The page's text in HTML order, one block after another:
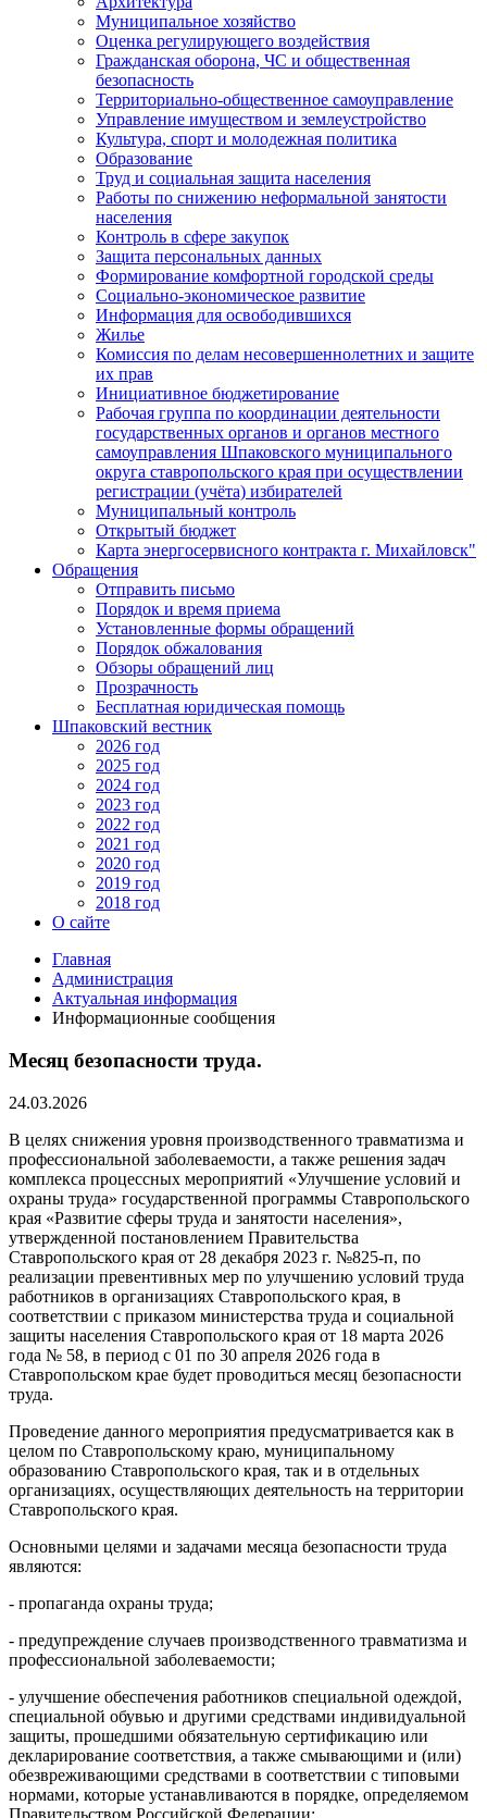
Муниципальное хозяйство
Оценка регулирующего воздействия
Гражданская оборона, ЧС и общественная
безопасность
Территориально-общественное самоуправление
Управление имуществом и землеустройство
Культура, спорт и молодежная политика
Образование
Труд и социальная защита населения
Работы по снижению неформальной занятости
населения
Контроль в сфере закупок
Защита персональных данных
Формирование комфортной городской среды
Социально-экономическое развитие
Информация для освободившихся
Жилье
Комиссия по делам несовершеннолетних и защите
их прав
Инициативное бюджетирование
Рабочая группа по координации деятельности
государственных органов и органов местного
самоуправления Шпаковского муниципального
округа ставропольского края при осуществлении
регистрации (учёта) избирателей
Муниципальный контроль
Открытый бюджет
Карта энергосервисного контракта г. Михайловск"
Обращения
Отправить письмо
Порядок и время приема
Установленные формы обращений
Порядок обжалования
Обзоры обращений лиц
Прозрачность
Бесплатная юридическая помощь
Шпаковский вестник
2026 год
2025 год
2024 год
2023 год
2022 год
2021 год
2020 год
2019 год
2018 год
О сайте
Главная
Администрация
Актуальная информация
Информационные сообщения
Месяц безопасности труда.
24.03.2026
В целях снижения уровня производственного травматизма и
профессиональной заболеваемости, а также решения задач
комплекса процессных мероприятий «Улучшение условий и
охраны труда» государственной программы Ставропольского
края «Развитие сферы труда и занятости населения»,
утвержденной постановлением Правительства
Ставропольского края от 28 декабря 2023 г. №825-п, по
реализации превентивных мер по улучшению условий труда
работников в организациях Ставропольского края, в
соответствии с приказом министерства труда и социальной
защиты населения Ставропольского края от 18 марта 2026
года № 58, в период с 01 по 30 апреля 2026 года в
Ставропольском крае будет проводиться месяц безопасности
труда.
Проведение данного мероприятия предусматривается как в
целом по Ставропольскому краю, муниципальному
образованию Ставропольского края, так и в отдельных
организациях, осуществляющих деятельность на территории
Ставропольского края.
Основными целями и задачами месяца безопасности труда
являются:
- пропаганда охраны труда;
- предупреждение случаев производственного травматизма и
профессиональной заболеваемости;
- улучшение обеспечения работников специальной одеждой,
специальной обувью и другими средствами индивидуальной
защиты, прошедшими обязательную сертификацию или
декларирование соответствия, а также смывающими и (или)
обезвреживающими средствами в соответствии с типовыми
нормами, которые устанавливаются в порядке, определяемом
Правительством Российской Федерации;